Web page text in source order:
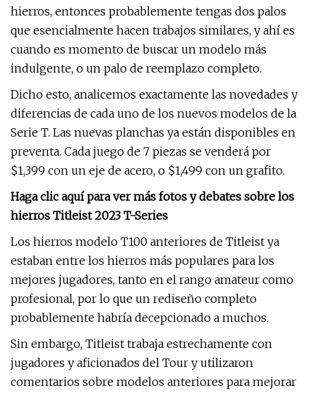
hierros, entonces probablemente tengas dos palos
que esencialmente hacen trabajos similares, y ahí es
cuando es momento de buscar un modelo más
indulgente, o un palo de reemplazo completo.
Dicho esto, analicemos exactamente las novedades y
diferencias de cada uno de los nuevos modelos de la
Serie T. Las nuevas planchas ya están disponibles en
preventa. Cada juego de 7 piezas se venderá por
$1,399 con un eje de acero, o $1,499 con un grafito.
Haga clic aquí para ver más fotos y debates sobre los
hierros Titleist 2023 T-Series
Los hierros modelo T100 anteriores de Titleist ya
estaban entre los hierros más populares para los
mejores jugadores, tanto en el rango amateur como
profesional, por lo que un rediseño completo
probablemente habría decepcionado a muchos.
Sin embargo, Titleist trabaja estrechamente con
jugadores y aficionados del Tour y utilizaron
comentarios sobre modelos anteriores para mejorar